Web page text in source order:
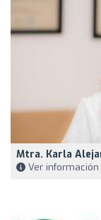
Mtra. Karla
Ver